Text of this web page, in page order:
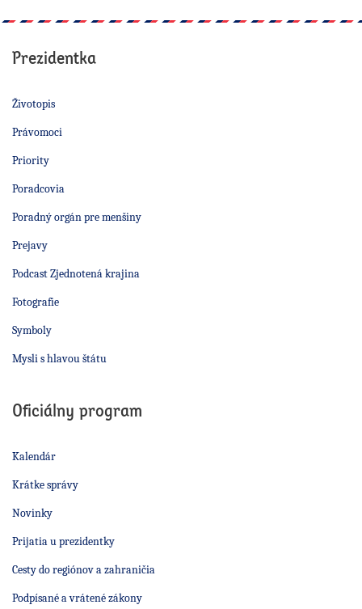
Prezidentka
Životopis
Právomoci
Priority
Poradcovia
Poradný orgán pre menšiny
Prejavy
Podcast Zjednotená krajina
Fotografie
Symboly
Mysli s hlavou štátu
Oficiálny program
Kalendár
Krátke správy
Novinky
Prijatia u prezidentky
Cesty do regiónov a zahraničia
Podpísané a vrátené zákony